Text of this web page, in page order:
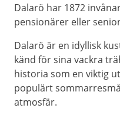
Dalarö har 1872
pensionärer eller
Dalarö är en idyllisk
känd för sina vackra
historia som en viktig
populärt
atmosfär.